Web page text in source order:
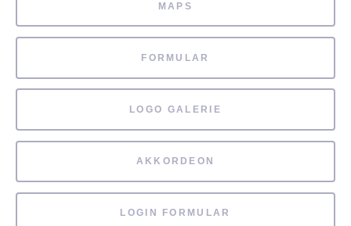
MAPS
FORMULAR
LOGO GALERIE
AKKORDEON
LOGIN FORMULAR